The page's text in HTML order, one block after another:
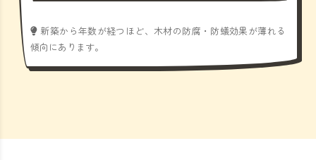
新築から年数が経つほど、木材の防腐・防蟻効果が薄れる
傾向にあります。